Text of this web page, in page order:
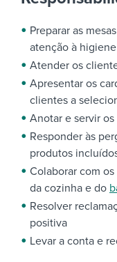
Preparar as
atenção à
Atender os
Apresentar os
clientes a
Anotar e servir
Responder às
produtos
Colaborar com
da cozinha e do
Resolver
positiva
Levar a conta e